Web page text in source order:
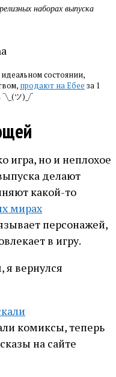
наборах выпуска
состоянии,
продают на Ебее за 1
¯\_(ツ)_/¯
игра, но и неплохое
делают
какой-то
мирах
персонажей,
в игру.
вернулся
комиксы, теперь
на сайте